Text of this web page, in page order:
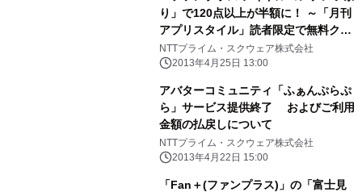
り」で120点以上が半額に！ ～「月刊
アプリスタイル」読者限定で無料クー
ポンプレゼントも提供～
NTTプライム・スクウェア株式会社
2013年4月25日 13:00
アバターコミュニティ「ふぁんぷらぷ
ら」サービス提供終了 およびご利用
金額の払戻しについて
NTTプライム・スクウェア株式会社
2013年4月22日 15:00
「Fan＋(ファンプラス)」の「富士見